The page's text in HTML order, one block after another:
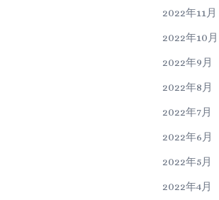
2022年11月
2022年10月
2022年9月
2022年8月
2022年7月
2022年6月
2022年5月
2022年4月